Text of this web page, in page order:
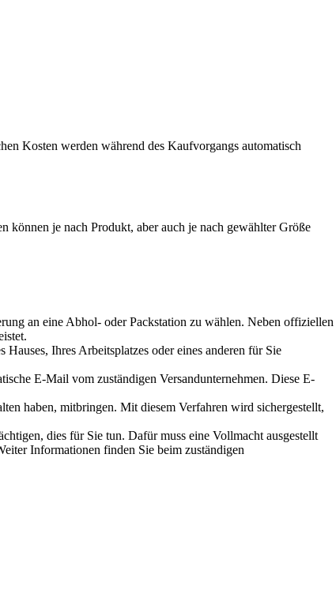
Kosten werden während des Kaufvorgangs automatisch
können je nach Produkt, aber auch je nach gewählter Größe
an eine Abhol- oder Packstation zu wählen. Neben offiziellen
Ihres Arbeitsplatzes oder eines anderen für Sie
E-Mail vom zuständigen Versandunternehmen. Diese E-
haben, mitbringen. Mit diesem Verfahren wird sichergestellt,
dies für Sie tun. Dafür muss eine Vollmacht ausgestellt
Informationen finden Sie beim zuständigen